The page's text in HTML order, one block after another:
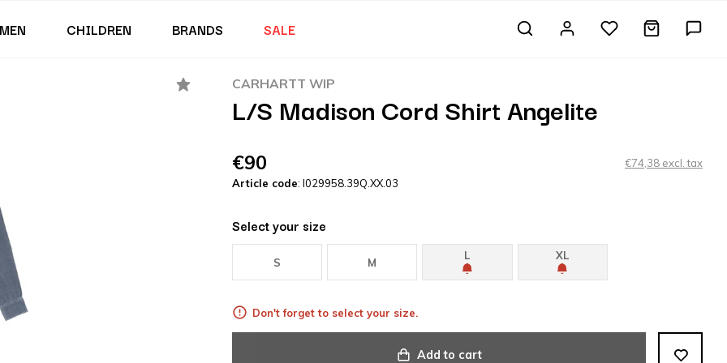
MEN CHILDREN BRANDS SALE
CARHARTT WIP
L/S Madison Cord Shirt Angelite
€90
€74,38 excl. tax
Article code: I029958.39Q.XX.03
Select your size
S M
L XL
Don't forget to select your size.
Add to cart